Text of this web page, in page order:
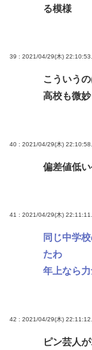
る模様
39 : 2021/04/29(木)
こういう
高校も微妙
40 : 2021/04/29(木)
偏差値低
41 : 2021/04/29(木)
同じ中学
たわ
年上なら
42 : 2021/04/29(木)
ピン芸人